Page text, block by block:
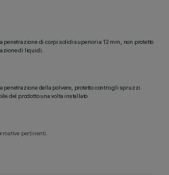
penetrazione di corpi solidi superiori a 12 mm, non protetto
di liquidi.
penetrazione della polvere, protetto contro gli spruzzi.
del prodotto una volta installato
pertinenti.